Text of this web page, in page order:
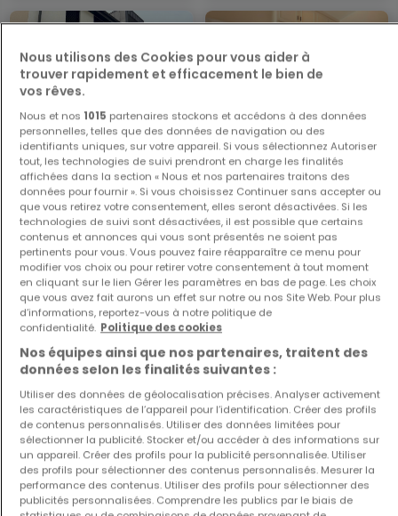
Maison
Luxembourg
1 480 000 €
3 147 m²
Appartement
Bertrange
445 000 €
1 56 m²
Appartement
Luxembourg
998 000 €
2 94,93 m²
Maison
Kayl
985 000 €
3 118 m²
Nous utilisons des Cookies pour vous aider à
trouver rapidement et efficacement le bien de
vos rêves.
Nous et nos 1015 partenaires stockons et accédons à des données
personnelles, telles que des données de navigation ou des
identifiants uniques, sur votre appareil. Si vous sélectionnez Autoriser
tout, les technologies de suivi prendront en charge les finalités
affichées dans la section « Nous et nos partenaires traitons des
données pour fournir ». Si vous choisissez Continuer sans accepter ou
que vous retirez votre consentement, elles seront désactivées. Si les
technologies de suivi sont désactivées, il est possible que certains
contenus et annonces qui vous sont présentés ne soient pas
pertinents pour vous. Vous pouvez faire réapparaître ce menu pour
modifier vos choix ou pour retirer votre consentement à tout moment
en cliquant sur le lien Gérer les paramètres en bas de page. Les choix
que vous avez fait aurons un effet sur notre ou nos Site Web. Pour plus
d’informations, reportez-vous à notre politique de
confidentialité. Politique des cookies
Nos équipes ainsi que nos partenaires, traitent des
données selon les finalités suivantes :
Utiliser des données de géolocalisation précises. Analyser activement
les caractéristiques de l’appareil pour l’identification. Créer des profils
de contenus personnalisés. Utiliser des données limitées pour
sélectionner la publicité. Stocker et/ou accéder à des informations sur
un appareil. Créer des profils pour la publicité personnalisée. Utiliser
des profils pour sélectionner des contenus personnalisés. Mesurer la
performance des contenus. Utiliser des profils pour sélectionner des
publicités personnalisées. Comprendre les publics par le biais de